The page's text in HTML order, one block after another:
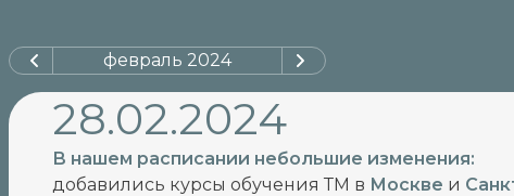
февраль 2024
28.02.2024
В нашем расписании небольшие изменения:
добавились курсы обучения ТМ в Москве и